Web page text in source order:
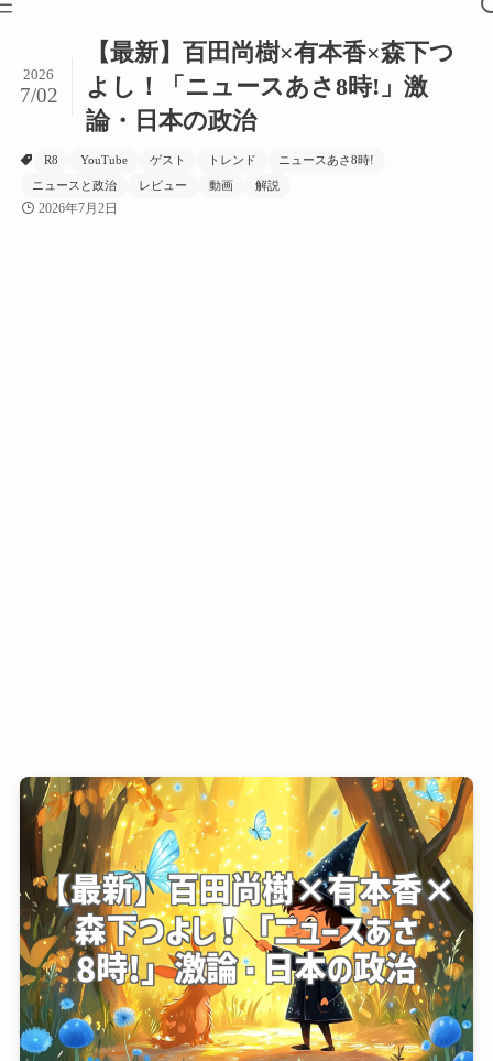
【最新】百田尚樹×有本香×森下つ
よし！「ニュースあさ8時!」激
論・日本の政治
2026
7/02
R8 YouTube ゲスト トレンド
ニュースあさ8時!
ニュースと政治
レビュー 動画 解説
2026年7月2日